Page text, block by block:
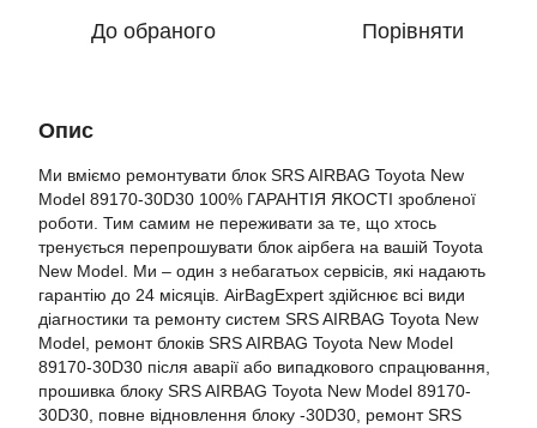
До обраного Порівняти
Опис
Ми вміємо ремонтувати блок SRS AIRBAG Toyota New
Model 89170-30D30 100% ГАРАНТІЯ ЯКОСТІ зробленої
роботи. Тим самим не переживати за те, що хтось
тренується перепрошувати блок аірбега на вашій Toyota
New Model. Ми – один з небагатьох сервісів, які надають
гарантію до 24 місяців. AirBagExpert здійснює всі види
діагностики та ремонту систем SRS AIRBAG Toyota New
Model, ремонт блоків SRS AIRBAG Toyota New Model
89170-30D30 після аварії або випадкового спрацювання,
прошивка блоку SRS AIRBAG Toyota New Model 89170-
30D30, повне відновлення блоку -30D30, ремонт SRS